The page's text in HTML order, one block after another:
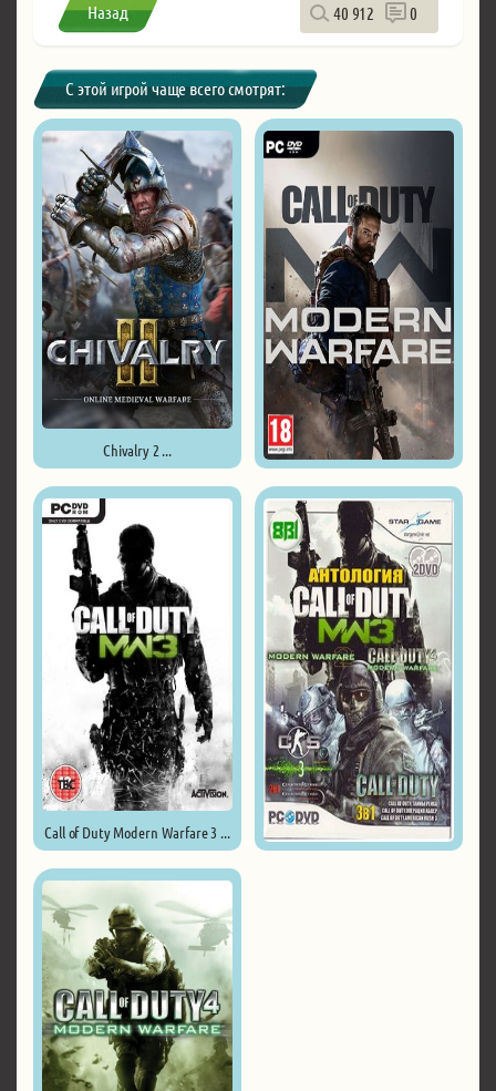
Назад 40 912 0
С этой игрой чаще всего смотрят:
Chivalry 2 ...
Call of Duty Modern Warfare 3 ...